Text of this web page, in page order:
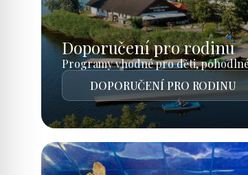
Doporučení pro rodinu
Programy vhodné pro děti,
DOPORUČENÍ PRO RODINU